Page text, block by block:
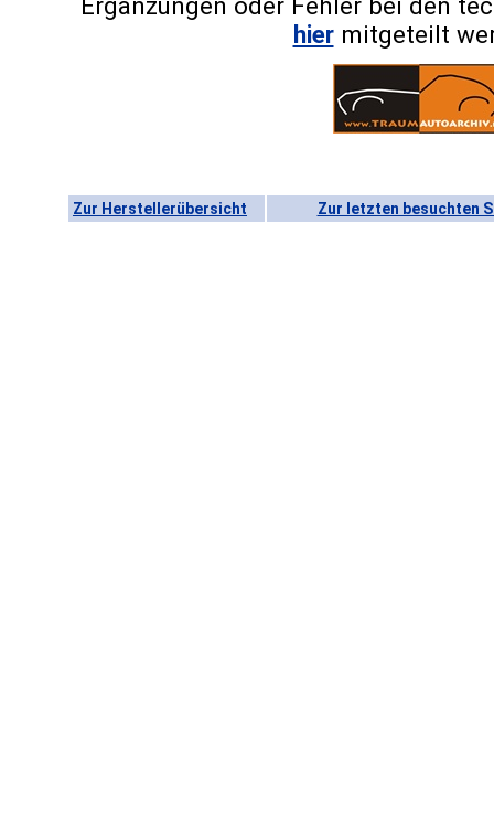
hiermitgeteilt
Zur Herstellerübersicht Zur letzten besuchten